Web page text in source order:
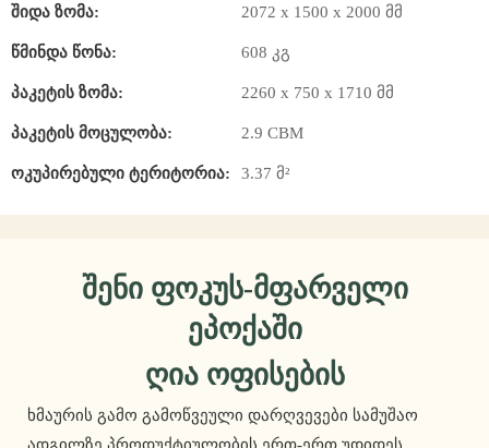
Შიდა Ზომა: 2072 x 1500 x 2000 მმ
Წმინდა Წონა: 608 კგ
Პაკეტის Ზომა: 2260 x 750 x 1710 მმ
Პაკეტის Მოცულობა: 2.9 CBM
Ოკუპირებული Ტერიტორია: 3.37 მ²
Შენი Ფოკუს-Მფარველი
Ეპოქაში
Ღია Ოფისების
ხმაურის გამო გამოწვეული დარღვევები სამუშაო